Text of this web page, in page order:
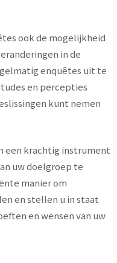
ook de mogelijkheid
in de
enquêtes uit te
en percepties
kunt nemen
een krachtig instrument
uw doelgroep te
manier om
en stellen u in staat
en wensen van uw